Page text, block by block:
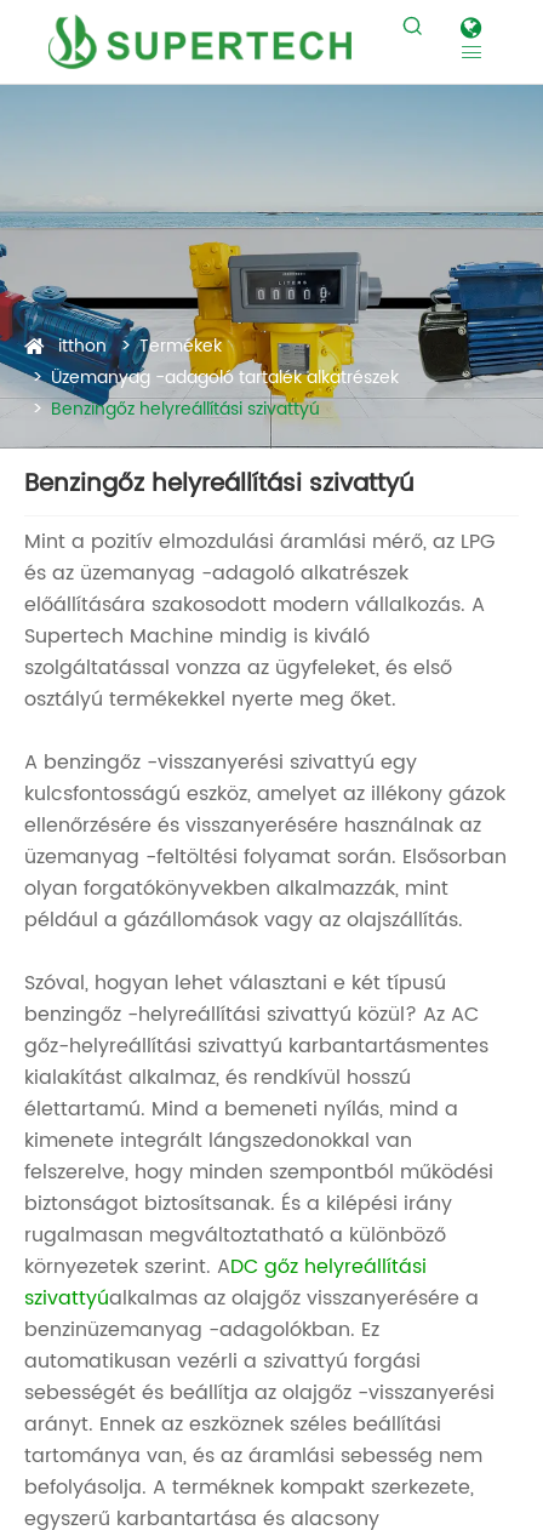


itthon
Termékek
Üzemanyag -adagoló tartalék alkatrészek
Benzingőz helyreállítási szivattyú
Benzingőz helyreállítási szivattyú
Mint a pozitív elmozdulási áramlási mérő, az LPG
és az üzemanyag -adagoló alkatrészek
előállítására szakosodott modern vállalkozás. A
Supertech Machine mindig is kiváló
szolgáltatással vonzza az ügyfeleket, és első
osztályú termékekkel nyerte meg őket.
A benzingőz -visszanyerési szivattyú egy
kulcsfontosságú eszköz, amelyet az illékony gázok
ellenőrzésére és visszanyerésére használnak az
üzemanyag -feltöltési folyamat során. Elsősorban
olyan forgatókönyvekben alkalmazzák, mint
például a gázállomások vagy az olajszállítás.
Szóval, hogyan lehet választani e két típusú
benzingőz -helyreállítási szivattyú közül? Az AC
gőz-helyreállítási szivattyú karbantartásmentes
kialakítást alkalmaz, és rendkívül hosszú
élettartamú. Mind a bemeneti nyílás, mind a
kimenete integrált lángszedonokkal van
felszerelve, hogy minden szempontból működési
biztonságot biztosítsanak. És a kilépési irány
rugalmasan megváltoztatható a különböző
környezetek szerint. ADC gőz helyreállítási
szivattyúalkalmas az olajgőz visszanyerésére a
benzinüzemanyag -adagolókban. Ez
automatikusan vezérli a szivattyú forgási
sebességét és beállítja az olajgőz -visszanyerési
arányt. Ennek az eszköznek széles beállítási
tartománya van, és az áramlási sebesség nem
befolyásolja. A terméknek kompakt szerkezete,
egyszerű karbantartása és alacsony